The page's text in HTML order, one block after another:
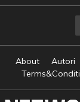
About Autori